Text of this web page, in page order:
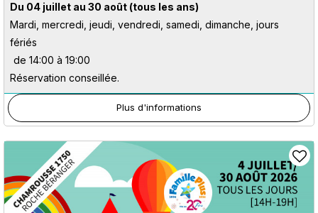
Du 04 juillet au 30 août (tous les ans)
Mardi, mercredi, jeudi, vendredi, samedi, dimanche, jours
fériés
de 14:00 à 19:00
Réservation conseillée.
Plus d'informations